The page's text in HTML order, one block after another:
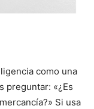
como una
preguntar: «¿Es
Si usa